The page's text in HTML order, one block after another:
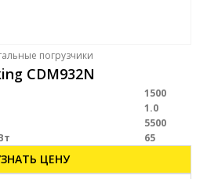
погрузчики
CDM932N
1500
1.0
5500
65
ЦЕНУ